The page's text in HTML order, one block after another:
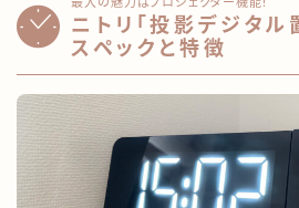
ニトリ「投影デジタル
スペックと特徴